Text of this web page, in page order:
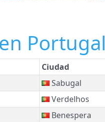
Portugal
Ciudad
Sabugal
Verdelhos
Benespera